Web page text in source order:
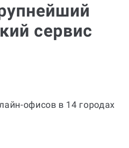
сервис
офисов в 14 городах